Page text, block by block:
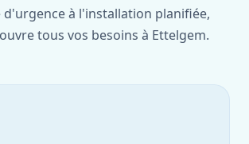
d'urgence à l'installation planifiée,
tous vos besoins à Ettelgem.